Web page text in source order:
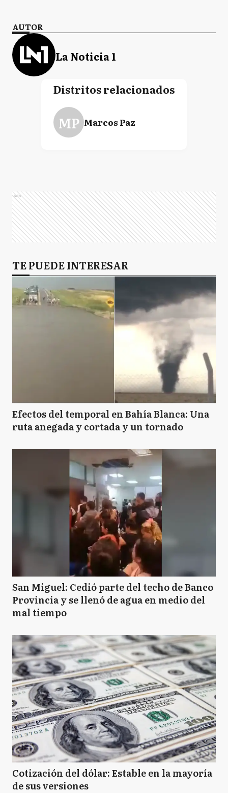
AUTOR
La Noticia 1
Distritos relacionados
MP Marcos Paz
Ads
TE PUEDE INTERESAR
Efectos del temporal en Bahía Blanca: Una
ruta anegada y cortada y un tornado
San Miguel: Cedió parte del techo de Banco
Provincia y se llenó de agua en medio del
mal tiempo
Cotización del dólar: Estable en la mayoría
de sus versiones